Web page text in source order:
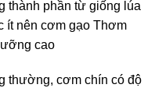
thành phần từ giống lúa
ít nên cơm gạo Thơm
cao
thường, cơm chín có độ